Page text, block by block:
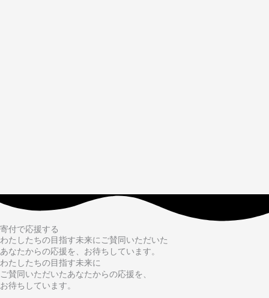
寄付で応援する
わたしたちの目指す未来にご賛同いただいた
あなたからの応援を、お待ちしています。
わたしたちの目指す未来に
ご賛同いただいたあなたからの応援を、
お待ちしています。